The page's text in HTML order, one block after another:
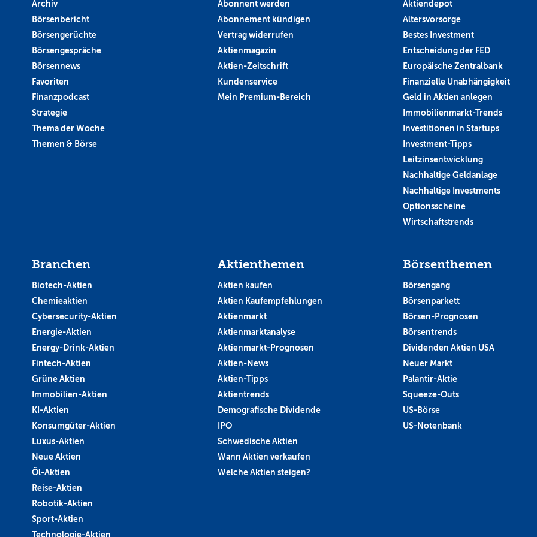
Archiv
Börsenbericht
Börsengerüchte
Börsengespräche
Börsennews
Favoriten
Finanzpodcast
Strategie
Thema der Woche
Themen & Börse
Abonnent werden
Abonnement kündigen
Vertrag widerrufen
Aktienmagazin
Aktien-Zeitschrift
Kundenservice
Mein Premium-Bereich
Aktiendepot
Altersvorsorge
Bestes Investment
Entscheidung der FED
Europäische Zentralbank
Finanzielle Unabhängigkeit
Geld in Aktien anlegen
Immobilienmarkt-Trends
Investitionen in Startups
Investment-Tipps
Leitzinsentwicklung
Nachhaltige Geldanlage
Nachhaltige Investments
Optionsscheine
Wirtschaftstrends
Branchen
Biotech-Aktien
Chemieaktien
Cybersecurity-Aktien
Energie-Aktien
Energy-Drink-Aktien
Fintech-Aktien
Grüne Aktien
Immobilien-Aktien
KI-Aktien
Konsumgüter-Aktien
Luxus-Aktien
Neue Aktien
Öl-Aktien
Reise-Aktien
Robotik-Aktien
Sport-Aktien
Technologie-Aktien
Aktienthemen
Aktien kaufen
Aktien Kaufempfehlungen
Aktienmarkt
Aktienmarktanalyse
Aktienmarkt-Prognosen
Aktien-News
Aktien-Tipps
Aktientrends
Demografische Dividende
IPO
Schwedische Aktien
Wann Aktien verkaufen
Welche Aktien steigen?
Börsenthemen
Börsengang
Börsenparkett
Börsen-Prognosen
Börsentrends
Dividenden Aktien USA
Neuer Markt
Palantir-Aktie
Squeeze-Outs
US-Börse
US-Notenbank